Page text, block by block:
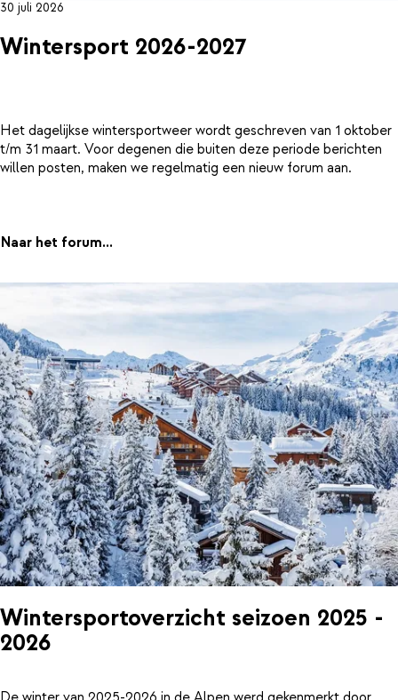
30 juli 2026
Wintersport 2026-2027
Het dagelijkse wintersportweer wordt geschreven van 1 oktober
t/m 31 maart. Voor degenen die buiten deze periode berichten
willen posten, maken we regelmatig een nieuw forum aan.
Naar het forum...
Wintersportoverzicht seizoen 2025 -
2026